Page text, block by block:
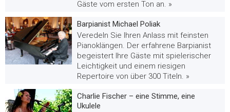
Gäste vom ersten Ton an. »
Barpianist Michael Poliak
Veredeln Sie Ihren Anlass mit feinsten
Pianoklängen. Der erfahrene Barpianist
begeistert Ihre Gäste mit spielerischer
Leichtigkeit und einem riesigen
Repertoire von über 300 Titeln. »
Charlie Fischer – eine Stimme, eine
Ukulele